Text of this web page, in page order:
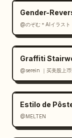
O novo
Projetado
comercial
gráfico
de folheto
erros de
Gender-
@のぞむ＊AIイラスト
Graffiti
@serein ｜买美股上
Estilo de
@MELTEN